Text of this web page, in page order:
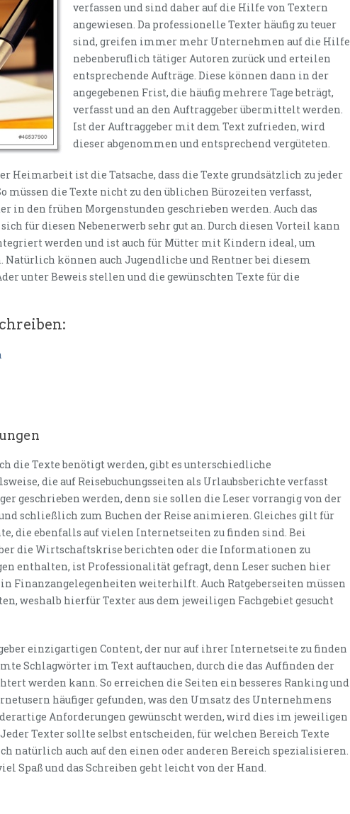
verfassen und sind daher auf die Hilfe von Textern
angewiesen. Da professionelle Texter häufig zu teuer
sind, greifen immer mehr Unternehmen auf die Hilfe
nebenberuflich tätiger Autoren zurück und erteilen
entsprechende Aufträge. Diese können dann in der
angegebenen Frist, die häufig mehrere Tage beträgt,
verfasst und an den Auftraggeber übermittelt werden.
Ist der Auftraggeber mit dem Text zufrieden, wird
dieser abgenommen und entsprechend vergüteten.
Heimarbeit ist die Tatsache, dass die Texte grundsätzlich zu jeder
müssen die Texte nicht zu den üblichen Bürozeiten verfasst,
in den frühen Morgenstunden geschrieben werden. Auch das
für diesen Nebenerwerb sehr gut an. Durch diesen Vorteil kann
werden und ist auch für Mütter mit Kindern ideal, um
können auch Jugendliche und Rentner bei diesem
unter Beweis stellen und die gewünschten Texte für die
die Texte benötigt werden, gibt es unterschiedliche
die auf Reisebuchungsseiten als Urlaubsberichte verfasst
geschrieben werden, denn sie sollen die Leser vorrangig von der
schließlich zum Buchen der Reise animieren. Gleiches gilt für
die ebenfalls auf vielen Internetseiten zu finden sind. Bei
die Wirtschaftskrise berichten oder die Informationen zu
enthalten, ist Professionalität gefragt, denn Leser suchen hier
Finanzangelegenheiten weiterhilft. Auch Ratgeberseiten müssen
weshalb hierfür Texter aus dem jeweiligen Fachgebiet gesucht
einzigartigen Content, der nur auf ihrer Internetseite zu finden
Schlagwörter im Text auftauchen, durch die das Auffinden der
werden kann. So erreichen die Seiten ein besseres Ranking und
häufiger gefunden, was den Umsatz des Unternehmens
Anforderungen gewünscht werden, wird dies im jeweiligen
Texter sollte selbst entscheiden, für welchen Bereich Texte
natürlich auch auf den einen oder anderen Bereich spezialisieren.
Spaß und das Schreiben geht leicht von der Hand.